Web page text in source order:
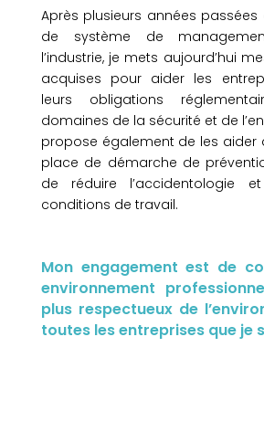
Après plusieurs années
de système de
l’industrie, je mets aujourd’hui
acquises pour aider les
leurs obligations
domaines de la sécurité et de
propose également de les aider
place de démarche de
de réduire l’accidentologie
conditions de travail.
Mon engagement est de
environnement
plus respectueux de
toutes les entreprises que je